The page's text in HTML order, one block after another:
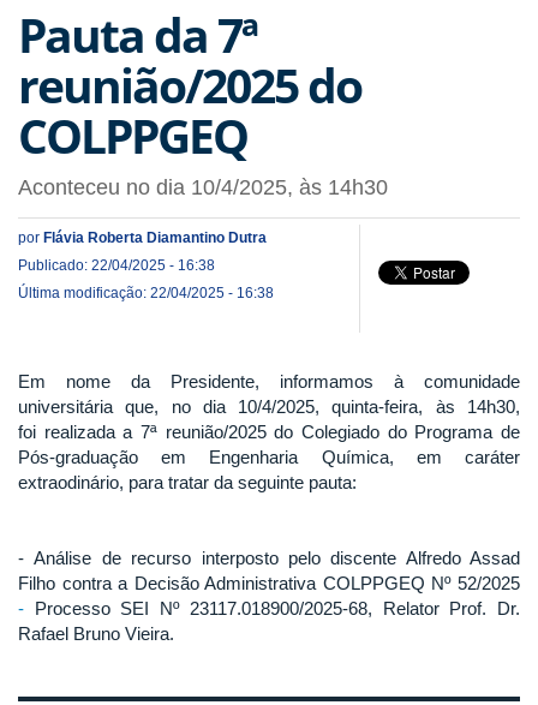
Pauta da 7ª
reunião/2025 do
COLPPGEQ
Aconteceu no dia 10/4/2025, às 14h30
por Flávia Roberta Diamantino Dutra
Publicado: 22/04/2025 - 16:38
Última modificação: 22/04/2025 - 16:38
Em nome da Presidente, informamos à comunidade
universitária que, no dia 10/4/2025, quinta-feira, às 14h30,
foi realizada a 7ª reunião/2025 do Colegiado do Programa de
Pós-graduação em Engenharia Química, em caráter
extraodinário, para tratar da seguinte pauta:
- Análise de recurso interposto pelo discente Alfredo Assad
Filho contra a Decisão Administrativa COLPPGEQ Nº 52/2025
- Processo SEI Nº 23117.018900/2025-68, Relator Prof. Dr.
Rafael Bruno Vieira.